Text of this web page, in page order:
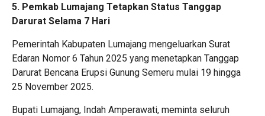
5. Pemkab Lumajang Tetapkan Status Tanggap
Darurat Selama 7 Hari
Pemerintah Kabupaten Lumajang mengeluarkan Surat
Edaran Nomor 6 Tahun 2025 yang menetapkan Tanggap
Darurat Bencana Erupsi Gunung Semeru mulai 19 hingga
25 November 2025.
Bupati Lumajang, Indah Amperawati, meminta seluruh